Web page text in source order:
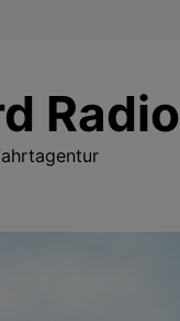
Radio